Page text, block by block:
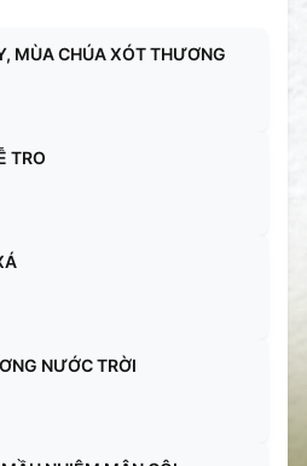
MÙA CHÚA XÓT THƯƠNG
TRO
NƯỚC TRỜI